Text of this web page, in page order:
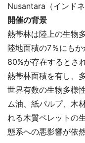
Nusantara（インド
開催の背景
熱帯林は陸上の生物
陸地面積の7％にも
80%が存在するとさ
熱帯林面積を有し、
世界有数の生物多様
ム油、紙パルプ、木
れる木質ペレットの
態系への悪影響が依